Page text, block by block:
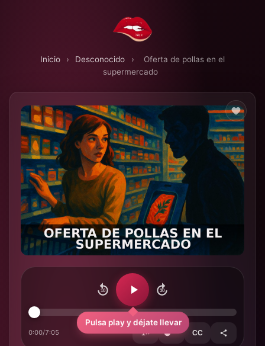
Inicio › Desconocido ›
Oferta de pollas en el
supermercado
10 30
0:00/7:05 1× CC
Pulsa play y déjate llevar